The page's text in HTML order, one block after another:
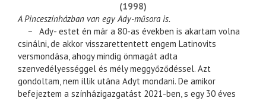
(1998)
A Pinceszínházban van egy Ady-műsora is.
– Ady- estet én már a 80-as években is akartam volna
csinálni, de akkor visszarettentett engem Latinovits
versmondása, ahogy mindig önmagát adta
szenvedélyességgel és mély meggyőződéssel. Azt
gondoltam, nem illik utána Adyt mondani. De amikor
befejeztem a színházigazgatást 2021-ben, s egy 30 éves